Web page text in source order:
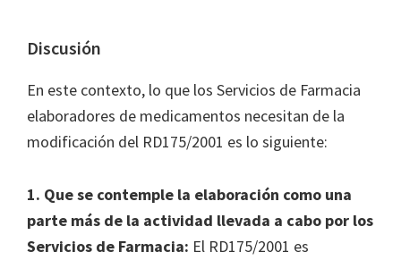
Discusión
En este contexto, lo que los Servicios de Farmacia
elaboradores de medicamentos necesitan de la
modificación del RD175/2001 es lo siguiente:
1. Que se contemple la elaboración como una
parte más de la actividad llevada a cabo por los
Servicios de Farmacia: El RD175/2001 es